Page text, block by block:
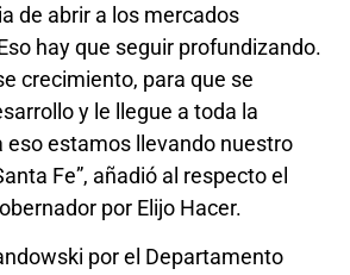
de abrir a los mercados
hay que seguir profundizando.
crecimiento, para que se
y le llegue a toda la
eso estamos llevando nuestro
Fe”, añadió al respecto el
por Elijo Hacer.
por el Departamento